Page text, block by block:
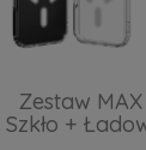
Zestaw
Szkło +